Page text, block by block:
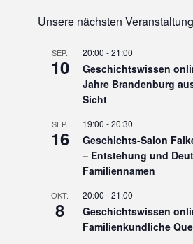
Unsere nächsten
SEP.
10
20:00 -21:00
Geschichtswissen
Jahre Brandenburg
Sicht
SEP.
16
19:00 -20:30
Geschichts-Salon
– Entstehung und
Familiennamen
OKT.
8
20:00 -21:00
Geschichtswissen
Familienkundliche